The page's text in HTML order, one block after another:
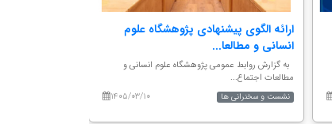
ارائه الگوی پیشنهادی پژوهشگاه علوم
انسانی و مطالعا...
به گزارش روابط عمومی پژوهشگاه علوم انسانی و
مطالعات اجتماع...
۱۴۰۵/۰۳/۱۰
نشست و سخنرانی ها